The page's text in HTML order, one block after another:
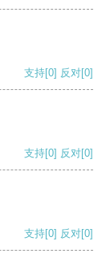
支持[0] 反对[0]
支持[0] 反对[0]
支持[0] 反对[0]